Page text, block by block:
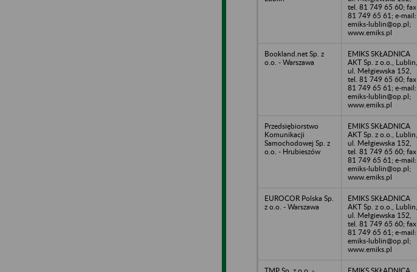
tel. 81 749 65 60; fax
81 749 65 61; e-mail:
emiks-lublin@op.pl;
www.emiks.pl
Bookland.net Sp. z
o.o. - Warszawa
EMIKS SKŁADNICA
AKT Sp. z o.o., Lublin,
ul. Mełgiewska 152,
tel. 81 749 65 60; fax
81 749 65 61; e-mail:
emiks-lublin@op.pl;
www.emiks.pl
Przedsiębiorstwo
Komunikacji
Samochodowej Sp. z
o.o. - Hrubieszów
EMIKS SKŁADNICA
AKT Sp. z o.o., Lublin,
ul. Mełgiewska 152,
tel. 81 749 65 60; fax
81 749 65 61; e-mail:
emiks-lublin@op.pl;
www.emiks.pl
EUROCOR Polska Sp.
z o.o. - Warszawa
EMIKS SKŁADNICA
AKT Sp. z o.o., Lublin,
ul. Mełgiewska 152,
tel. 81 749 65 60; fax
81 749 65 61; e-mail:
emiks-lublin@op.pl;
www.emiks.pl